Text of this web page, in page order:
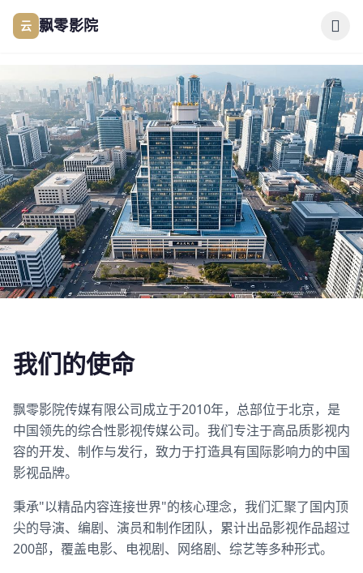
跳过导航
云 飘零影院
公司简介
作品展示
签约演员
签约导演
合作伙伴
公司简介
我们的使命
飘零影院传媒有限公司成立于2010年，总部位于北京，是
中国领先的综合性影视传媒公司。我们专注于高品质影视内
容的开发、制作与发行，致力于打造具有国际影响力的中国
影视品牌。
秉承"以精品内容连接世界"的核心理念，我们汇聚了国内顶
尖的导演、编剧、演员和制作团队，累计出品影视作品超过
200部，覆盖电影、电视剧、网络剧、综艺等多种形式。